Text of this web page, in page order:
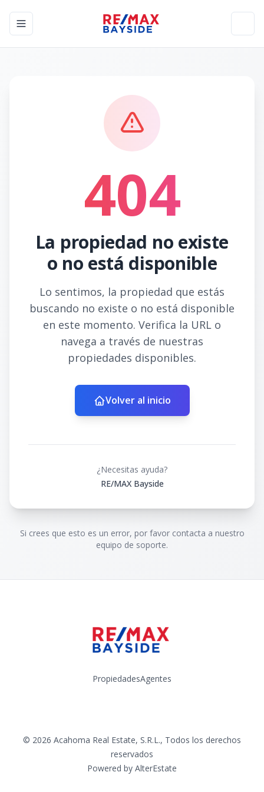
Toggle navigation menu
404
La propiedad no existe
o no está disponible
Lo sentimos, la propiedad que estás
buscando no existe o no está disponible
en este momento. Verifica la URL o
navega a través de nuestras
propiedades disponibles.
Volver al inicio
¿Necesitas ayuda?
RE/MAX Bayside
Si crees que esto es un error, por favor contacta a nuestro
equipo de soporte.
PropiedadesAgentes
© 2026 Acahoma Real Estate, S.R.L., Todos los derechos
reservados
Powered by AlterEstate